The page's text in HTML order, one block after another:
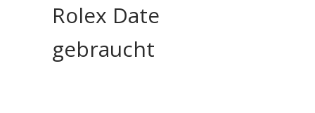
Rolex Date
gebraucht